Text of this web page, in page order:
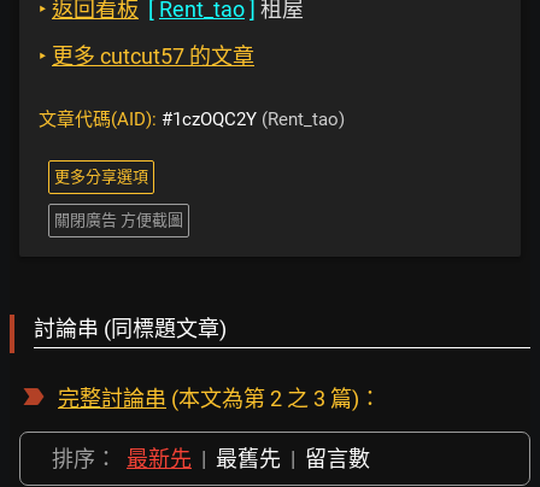
‣ 返回看板 [ Rent_tao] 租屋
‣ 更多 cutcut57 的文章
文章代碼(AID): #1czOQC2Y (Rent_tao)
更多分享選項
關閉廣告 方便截圖
討論串 (同標題文章)
完整討論串 (本文為第 2 之 3 篇)：
排序： 最新先 | 最舊先 | 留言數